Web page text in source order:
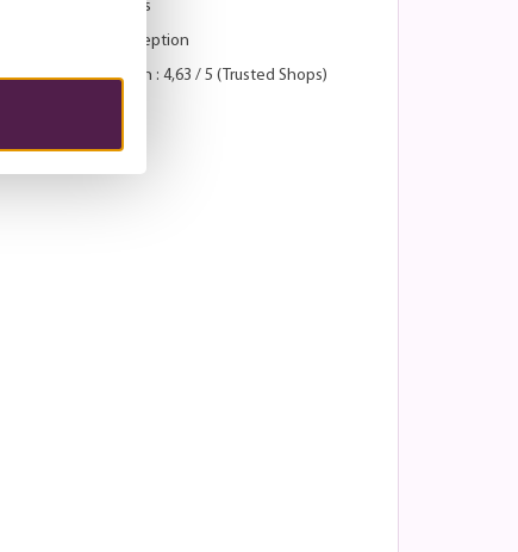
Retours sous 30 jours
Paiement après réception
Score de satisfaction : 4,63 / 5 (Trusted Shops)